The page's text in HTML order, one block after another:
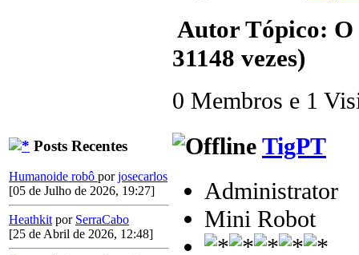
Posts Recentes
Humanoide robô porjosecarlos
[05 de Julho de 2026, 19:27]
Heathkit por SerraCabo
[25 de Abril de 2026, 12:48]
AutorTópico: O
31148 vezes)
0 Membros e 1
TigPT
Administrator
Mini Robot